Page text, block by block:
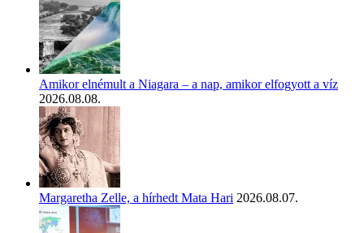
Amikor elnémult a Niagara – a nap, amikor elfogyott a víz
2026.08.08.
Margaretha Zelle, a hírhedt Mata Hari 2026.08.07.